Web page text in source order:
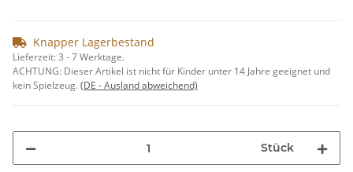
Knapper Lagerbestand
Lieferzeit:3 - 7 Werktage.
ACHTUNG: Dieser Artikel ist nicht für Kinder unter 14 Jahre geeignet und
kein Spielzeug.(DE - Ausland abweichend)
Stück